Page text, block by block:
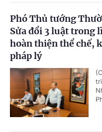
Phó Thủ tướng
Sửa đổi 3 luật trong
hoàn thiện thể chế,
pháp lý